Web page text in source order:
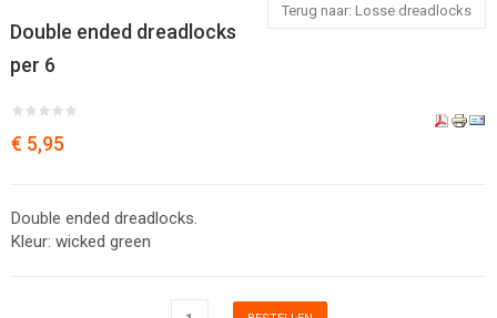
Terug naar: Losse dreadlocks
Double ended dreadlocks
per 6
€ 5,95
Double ended dreadlocks.
Kleur: wicked green